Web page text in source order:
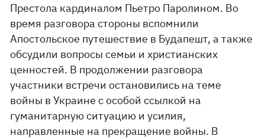
Престола кардиналом Пьетро Паролином. Во
время разговора стороны вспомнили
Апостольское путешествие в Будапешт, а также
обсудили вопросы семьи и христианских
ценностей. В продолжении разговора
участники встречи остановились на теме
войны в Украине с особой ссылкой на
гуманитарную ситуацию и усилия,
направленные на прекращение войны. В